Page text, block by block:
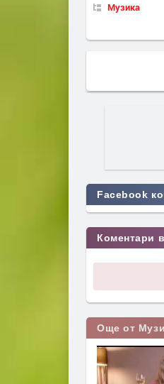
Музика
Facebook
Коментари
Още от